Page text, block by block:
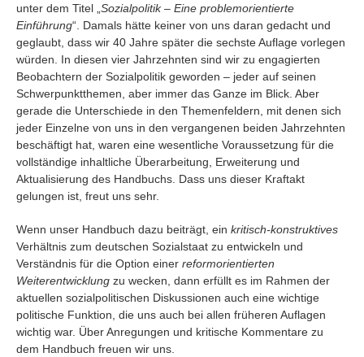
unter dem Titel „ Sozialpolitik– Eine problemorientierte
Einführung“. Damals hätte keiner von uns daran gedacht und
geglaubt, dass wir 40 Jahre später die sechste Auflage vorlegen
würden. In diesen vier Jahrzehnten sind wir zu engagierten
Beobachtern der Sozialpolitik geworden – jeder auf seinen
Schwerpunktthemen, aber immer das Ganze im Blick. Aber
gerade die Unterschiede in den Themenfeldern, mit denen sich
jeder Einzelne von uns in den vergangenen beiden Jahrzehnten
beschäftigt hat, waren eine wesentliche Voraussetzung für die
vollständige inhaltliche Überarbeitung, Erweiterung und
Aktualisierung des Handbuchs. Dass uns dieser Kraftakt
gelungen ist, freut uns sehr.
Wenn unser Handbuch dazu beiträgt, ein kritisch-konstruktives
Verhältnis zum deutschen Sozialstaat zu entwickeln und
Verständnis für die Option einer reformorientierten
Weiterentwicklung zu wecken, dann erfüllt es im Rahmen der
aktuellen sozialpolitischen Diskussionen auch eine wichtige
politische Funktion, die uns auch bei allen früheren Auflagen
wichtig war. Über Anregungen und kritische Kommentare zu
dem Handbuch freuen wir uns.